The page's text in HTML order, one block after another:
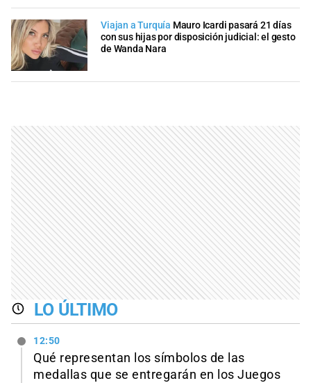
Viajan a Turquía Mauro Icardi pasará 21 días
con sus hijas por disposición judicial: el gesto
de Wanda Nara
LO ÚLTIMO
12:50
Qué representan los símbolos de las
medallas que se entregarán en los Juegos